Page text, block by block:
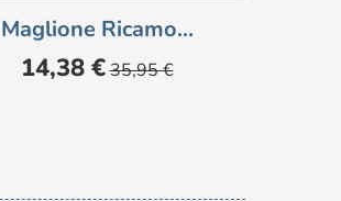
Maglione Ricamo...
Prezzo
14,38 € Prezzo
base
35,95 €